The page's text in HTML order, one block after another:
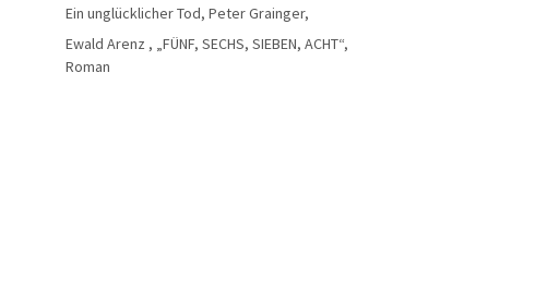
Ein unglücklicher Tod, Peter Grainger,
Ewald Arenz , „FÜNF, SECHS, SIEBEN, ACHT“,
Roman